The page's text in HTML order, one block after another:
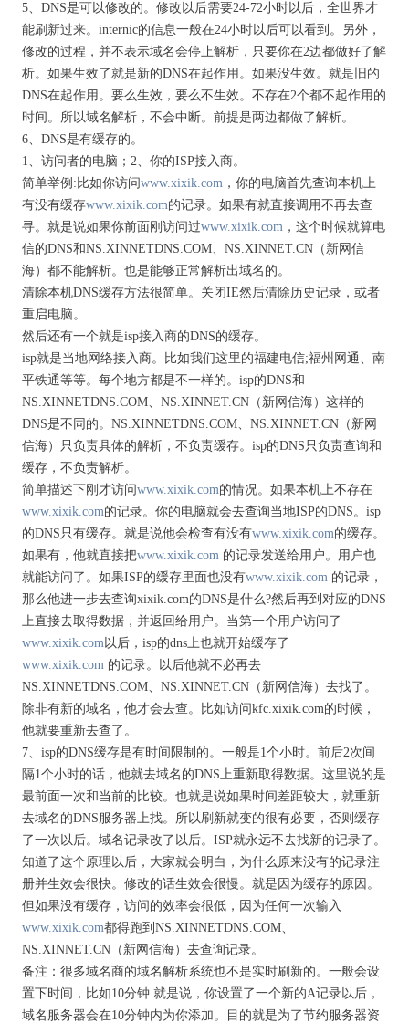
5、DNS是可以修改的。修改以后需要24-72小时以后，全世界才
能刷新过来。internic的信息一般在24小时以后可以看到。另外，
修改的过程，并不表示域名会停止解析，只要你在2边都做好了解
析。如果生效了就是新的DNS在起作用。如果没生效。就是旧的
DNS在起作用。要么生效，要么不生效。不存在2个都不起作用的
时间。所以域名解析，不会中断。前提是两边都做了解析。
6、DNS是有缓存的。
1、访问者的电脑；2、你的ISP接入商。
简单举例:比如你访问www.xixik.com ，你的电脑首先查询本机上
有没有缓存www.xixik.com的记录。如果有就直接调用不再去查
寻。就是说如果你前面刚访问过www.xixik.com ，这个时候就算电
信的DNS和NS.XINNETDNS.COM、NS.XINNET.CN（新网信
海）都不能解析。也是能够正常解析出域名的。
清除本机DNS缓存方法很简单。关闭IE然后清除历史记录，或者
重启电脑。
然后还有一个就是isp接入商的DNS的缓存。
isp就是当地网络接入商。比如我们这里的福建电信;福州网通、南
平铁通等等。每个地方都是不一样的。isp的DNS和
NS.XINNETDNS.COM、NS.XINNET.CN（新网信海）这样的
DNS是不同的。NS.XINNETDNS.COM、NS.XINNET.CN（新网
信海）只负责具体的解析，不负责缓存。isp的DNS只负责查询和
缓存，不负责解析。
简单描述下刚才访问www.xixik.com的情况。如果本机上不存在
www.xixik.com的记录。你的电脑就会去查询当地ISP的DNS。isp
的DNS只有缓存。就是说他会检查有没有www.xixik.com的缓存。
如果有，他就直接把www.xixik.com 的记录发送给用户。用户也
就能访问了。如果ISP的缓存里面也没有www.xixik.com 的记录，
那么他进一步去查询xixik.com的DNS是什么?然后再到对应的DNS
上直接去取得数据，并返回给用户。当第一个用户访问了
www.xixik.com以后，isp的dns上也就开始缓存了
www.xixik.com 的记录。以后他就不必再去
NS.XINNETDNS.COM、NS.XINNET.CN（新网信海）去找了。
除非有新的域名，他才会去查。比如访问kfc.xixik.com的时候，
他就要重新去查了。
7、isp的DNS缓存是有时间限制的。一般是1个小时。前后2次间
隔1个小时的话，他就去域名的DNS上重新取得数据。这里说的是
最前面一次和当前的比较。也就是说如果时间差距较大，就重新
去域名的DNS服务器上找。所以刷新就变的很有必要，否则缓存
了一次以后。域名记录改了以后。ISP就永远不去找新的记录了。
知道了这个原理以后，大家就会明白，为什么原来没有的记录注
册并生效会很快。修改的话生效会很慢。就是因为缓存的原因。
但如果没有缓存，访问的效率会很低，因为任何一次输入
www.xixik.com都得跑到NS.XINNETDNS.COM、
NS.XINNET.CN（新网信海）去查询记录。
备注：很多域名商的域名解析系统也不是实时刷新的。一般会设
置下时间，比如10分钟.就是说，你设置了一个新的A记录以后，
域名服务器会在10分钟内为你添加。目的就是为了节约服务器资